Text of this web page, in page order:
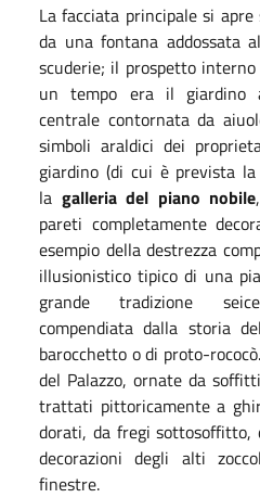
La facciata principale si
da una fontana addossata
scuderie; il prospetto
un tempo era il giardino
centrale contornata da
simboli araldici dei
giardino (di cui è prevista
la galleria del piano nobile
pareti completamente
esempio della destrezza
illusionistico tipico di una
grande tradizione
compendiata dalla storia
barocchetto o di proto-
del Palazzo, ornate da
trattati pittoricamente a
dorati, da fregi sottosoffitto,
decorazioni degli alti
finestre.